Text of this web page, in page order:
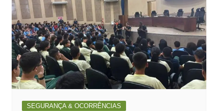
SEGURANÇA & OCORRÊNCIAS